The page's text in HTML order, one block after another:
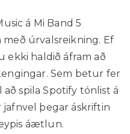
á Mi Band 5
úrvalsreikning. Ef
haldið áfram að
Sem betur fer
spila Spotify tónlist á
jafnvel þegar áskriftin
áætlun.